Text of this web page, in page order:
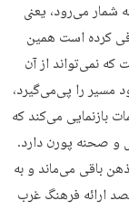
می‌رود، یعنی
کرده است همین
نمی‌تواند از آن
مسیر را پی‌می‌گیرد،
بازنمایی می‌کند که
و صحنه پورن دارد.
باقی می‌ماند و به
ارائه فرهنگ غرب